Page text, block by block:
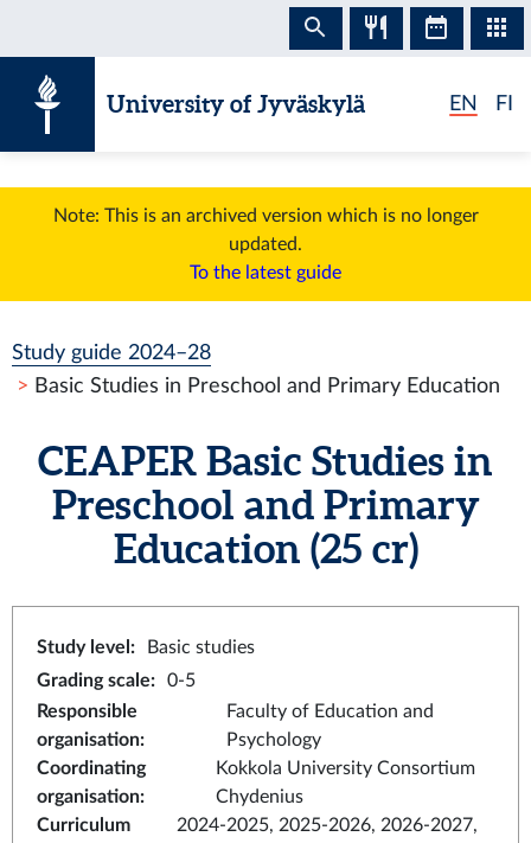
University of Jyväskylä EN FI
Note: This is an archived version which is no longer
updated.
To the latest guide
Study guide 2024–28
Basic Studies in Preschool and Primary Education
CEAPER Basic Studies in
Preschool and Primary
Education (25 cr)
Study level :
Basic studies
Grading scale:
0-5
Responsible
organisation:
Faculty of Education and
Psychology
Coordinating
organisation:
Kokkola University Consortium
Chydenius
Curriculum
2024-2025, 2025-2026, 2026-2027,